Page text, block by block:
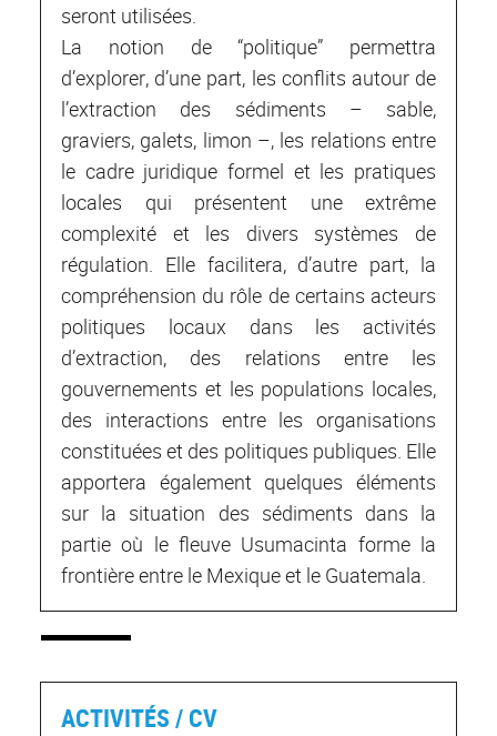
seront utilisées.
La notion de “politique” permettra
d’explorer, d’une part, les conflits autour de
l’extraction des sédiments – sable,
graviers, galets, limon –, les relations entre
le cadre juridique formel et les pratiques
locales qui présentent une extrême
complexité et les divers systèmes de
régulation. Elle facilitera, d’autre part, la
compréhension du rôle de certains acteurs
politiques locaux dans les activités
d’extraction, des relations entre les
gouvernements et les populations locales,
des interactions entre les organisations
constituées et des politiques publiques. Elle
apportera également quelques éléments
sur la situation des sédiments dans la
partie où le fleuve Usumacinta forme la
frontière entre le Mexique et le Guatemala.
ACTIVITÉS / CV